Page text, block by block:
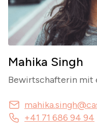
Mahika Singh
Bewirtschafterin mit
+41 71 686 94 94